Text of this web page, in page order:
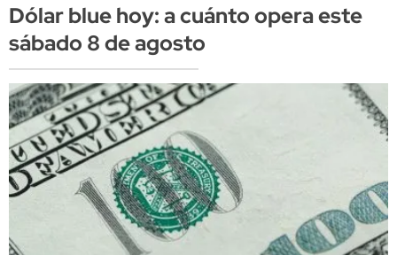
Dólar blue hoy: a cuánto opera este
sábado 8 de agosto